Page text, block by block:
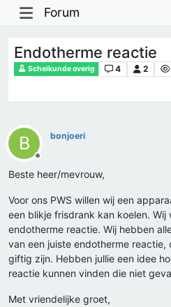
Forum
Endotherme reactie
Scheikunde overig 4 2
B
Offline
bonjoeri
Beste heer/mevrouw,
Voor ons PWS willen wij een
een blikje frisdrank kan koelen. Wij
endotherme reactie. Wij hebben
van een juiste endotherme
giftig zijn. Hebben jullie een idee
reactie kunnen vinden die niet
Met vriendelijke groet,